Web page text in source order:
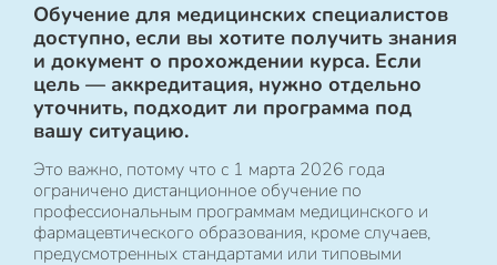
Обучение для медицинских специалистов
доступно, если вы хотите получить знания
и документ о прохождении курса. Если
цель — аккредитация, нужно отдельно
уточнить, подходит ли программа под
вашу ситуацию.
Это важно, потому что с 1 марта 2026 года
ограничено дистанционное обучение по
профессиональным программам медицинского и
фармацевтического образования, кроме случаев,
предусмотренных стандартами или типовыми